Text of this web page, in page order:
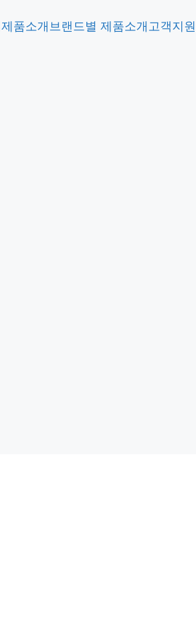
제품소개 브랜드별 제품소개 고객지원